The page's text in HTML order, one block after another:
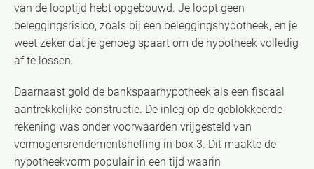
van de looptijd hebt opgebouwd. Je loopt geen
beleggingsrisico, zoals bij een beleggingshypotheek, en je
weet zeker dat je genoeg spaart om de hypotheek volledig
af te lossen.
Daarnaast gold de bankspaarhypotheek als een fiscaal
aantrekkelijke constructie. De inleg op de geblokkeerde
rekening was onder voorwaarden vrijgesteld van
vermogensrendementsheffing in box 3. Dit maakte de
hypotheekvorm populair in een tijd waarin